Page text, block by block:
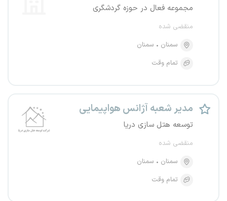
مجموعه فعال در حوزه گردشگری
منقضی شده
سمنان
سمنان
تمام وقت
مدیر شعبه آژانس هواپیمایی
توسعه هتل سازی دریا
منقضی شده
سمنان
سمنان
تمام وقت